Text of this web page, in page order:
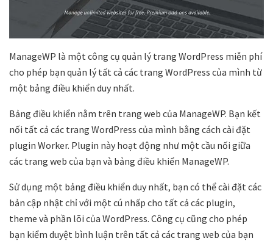
ManageWP là một công cụ quản lý trang WordPress miễn phí
cho phép bạn quản lý tất cả các trang WordPress của mình từ
một bảng điều khiển duy nhất.
Bảng điều khiển nằm trên trang web của ManageWP. Bạn kết
nối tất cả các trang WordPress của mình bằng cách cài đặt
plugin Worker. Plugin này hoạt động như một cầu nối giữa
các trang web của bạn và bảng điều khiển ManageWP.
Sử dụng một bảng điều khiển duy nhất, bạn có thể cài đặt các
bản cập nhật chỉ với một cú nhấp cho tất cả các plugin,
theme và phần lõi của WordPress. Công cụ cũng cho phép
bạn kiểm duyệt bình luận trên tất cả các trang web của bạn